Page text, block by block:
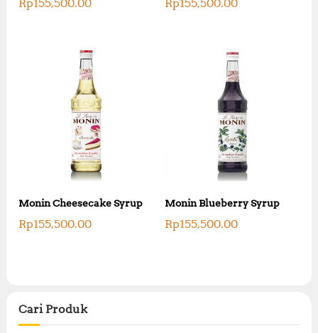
Rp155,500.00 Rp155,500.00
Monin Cheesecake Syrup
Rp155,500.00
Monin Blueberry Syrup
Rp155,500.00
Cari Produk